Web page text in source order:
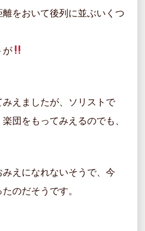
をおいて後列に並ぶいくつ
が
えましたが、ソリストで
団をもってみえるのでも、
えになれないそうで、今
のだそうです。